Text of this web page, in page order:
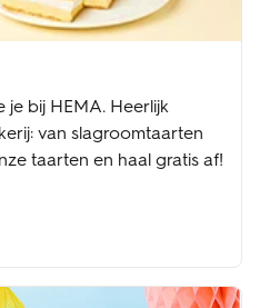
je bij HEMA. Heerlijk
van slagroomtaarten
taarten en haal gratis af!